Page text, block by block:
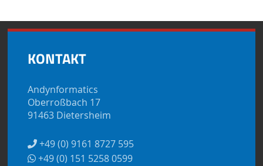
KONTAKT
Andynformatics
Oberroßbach 17
91463 Dietersheim
+49 (0) 9161 8727 595
+49 (0) 151 5258 0599